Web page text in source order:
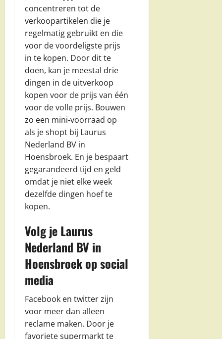
concentreren tot de
verkoopartikelen die je
regelmatig gebruikt en die
voor de voordeligste prijs
in te kopen. Door dit te
doen, kan je meestal drie
dingen in de uitverkoop
kopen voor de prijs van één
voor de volle prijs. Bouwen
zo een mini-voorraad op
als je shopt bij Laurus
Nederland BV in
Hoensbroek. En je bespaart
gegarandeerd tijd en geld
omdat je niet elke week
dezelfde dingen hoef te
kopen.
Volg je Laurus
Nederland BV in
Hoensbroek op social
media
Facebook en twitter zijn
voor meer dan alleen
reclame maken. Door je
favoriete supermarkt te